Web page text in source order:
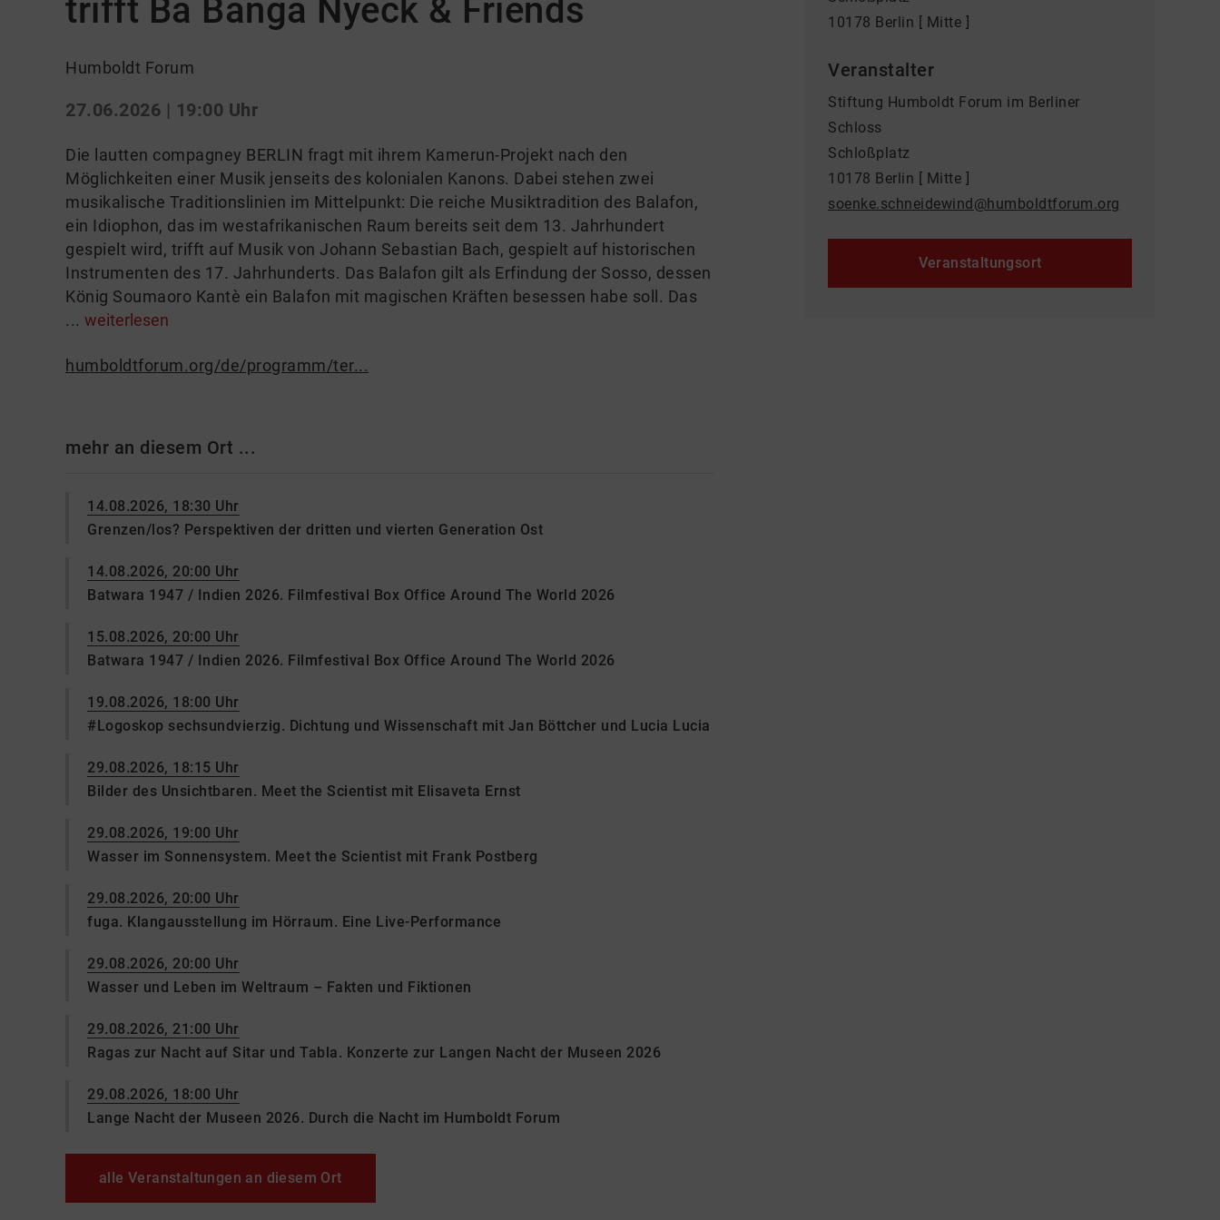
trifft Ba Banga Nyeck & Friends
Humboldt Forum
27.06.2026 | 19:00 Uhr
Die lautten compagney BERLIN fragt mit ihrem Kamerun-Projekt nach den
Möglichkeiten einer Musik jenseits des kolonialen Kanons. Dabei stehen zwei
musikalische Traditionslinien im Mittelpunkt: Die reiche Musiktradition des Balafon,
ein Idiophon, das im westafrikanischen Raum bereits seit dem 13. Jahrhundert
gespielt wird, trifft auf Musik von Johann Sebastian Bach, gespielt auf historischen
Instrumenten des 17. Jahrhunderts. Das Balafon gilt als Erfindung der Sosso, dessen
König Soumaoro Kantè ein Balafon mit magischen Kräften besessen habe soll. Das
... weiterlesen
humboldtforum.org/de/programm/ter...
mehr an diesem Ort ...
14.08.2026, 18:30 Uhr
Grenzen/los? Perspektiven der dritten und vierten Generation Ost
14.08.2026, 20:00 Uhr
Batwara 1947 / Indien 2026. Filmfestival Box Office Around The World 2026
15.08.2026, 20:00 Uhr
Batwara 1947 / Indien 2026. Filmfestival Box Office Around The World 2026
19.08.2026, 18:00 Uhr
#Logoskop sechsundvierzig. Dichtung und Wissenschaft mit Jan Böttcher und Lucia Lucia
29.08.2026, 18:15 Uhr
Bilder des Unsichtbaren. Meet the Scientist mit Elisaveta Ernst
29.08.2026, 19:00 Uhr
Wasser im Sonnensystem. Meet the Scientist mit Frank Postberg
29.08.2026, 20:00 Uhr
fuga. Klangausstellung im Hörraum. Eine Live-Performance
29.08.2026, 20:00 Uhr
Wasser und Leben im Weltraum – Fakten und Fiktionen
29.08.2026, 21:00 Uhr
Ragas zur Nacht auf Sitar und Tabla. Konzerte zur Langen Nacht der Museen 2026
29.08.2026, 18:00 Uhr
Lange Nacht der Museen 2026. Durch die Nacht im Humboldt Forum
alle Veranstaltungen an diesem Ort
10178 Berlin [ Mitte ]
Veranstalter
Stiftung Humboldt Forum im Berliner
Schloss
Schloßplatz
10178 Berlin [ Mitte ]
soenke.schneidewind@humboldtforum.org
Veranstaltungsort